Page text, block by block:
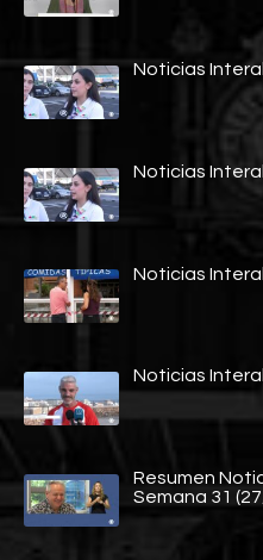
Noticias
Noticias
Noticias
Noticias
Resumen
Semana 31